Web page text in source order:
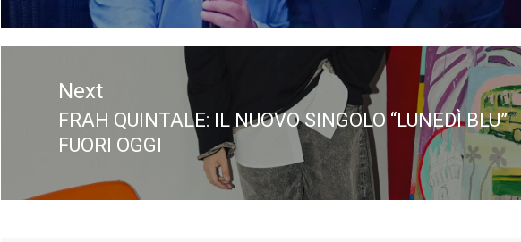
Next
Next
post:
FRAH QUINTALE: IL NUOVO SINGOLO “LUNEDÌ BLU”
FUORI OGGI